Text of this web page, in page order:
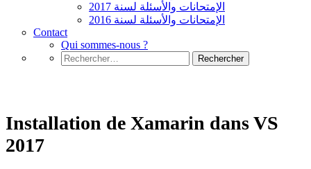
الإمتحانات والأسئلة لسنة 2017
الإمتحانات والأسئلة لسنة 2016
Contact
Qui sommes-nous ?
Rechercher :
Installation de Xamarin dans VS
2017